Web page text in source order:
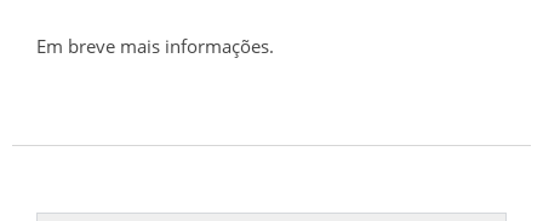
Em breve mais informações.